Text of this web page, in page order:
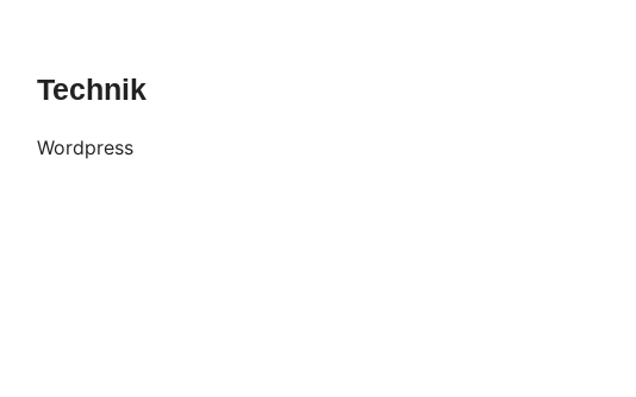
Technik
Wordpress